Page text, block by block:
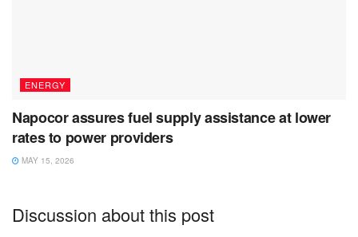
ENERGY
Napocor assures fuel supply assistance at lower
rates to power providers
MAY 15, 2026
Discussion about this post